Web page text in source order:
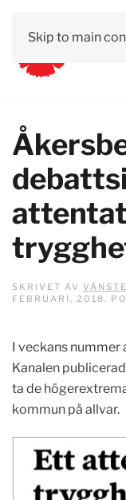
Skip to main
SKRIVET AV
FEBRUARI, 2018.
I veckans
Kanalen
ta de
kommun på allvar.